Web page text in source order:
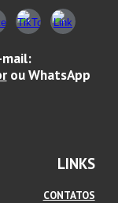
ou WhatsApp
LINKS
CONTATOS